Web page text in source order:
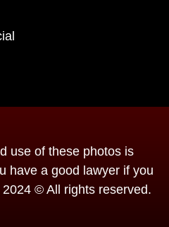
use of these photos is
have a good lawyer if you
© All rights reserved.